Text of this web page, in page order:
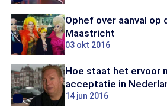
Ophef over aanval op
Maastricht
03 okt 2016
Hoe staat het ervoor
acceptatie in
14 jun 2016